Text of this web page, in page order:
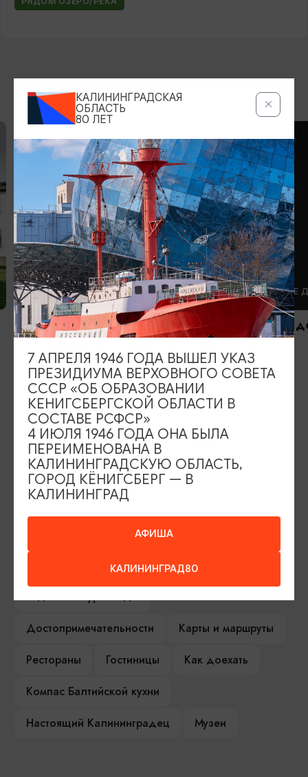
ВОЗМОЖНО ВАС ЗАИНТЕРЕСУЕТ
ОТЕЛИ, ГОСТИНИЦЫ
Арт-деревня «Витланд»
3
ГОСТЕВЫЕ
ИЩИТЕ ТАКЖЕ НА НАШЕМ САЙТЕ
Серебряное ожерелье
Афиша мероприятий
Гостевая книга
Гиды и экскурсоводы
Достопримечательности
Карты и маршруты
Рестораны
Гостиницы
Как доехать
Компас Балтийской кухни
Настоящий Калининградец
Музеи
КАЛИНИНГРАДСКАЯ
ОБЛАСТЬ
80 ЛЕТ
АФИША
КАЛИНИНГРАД80
7 АПРЕЛЯ 1946 ГОДА ВЫШЕЛ УКАЗ
ПРЕЗИДИУМА ВЕРХОВНОГО СОВЕТА
СССР «ОБ ОБРАЗОВАНИИ
КЕНИГСБЕРГСКОЙ ОБЛАСТИ В
СОСТАВЕ РСФСР»
4 ИЮЛЯ 1946 ГОДА ОНА БЫЛА
ПЕРЕИМЕНОВАНА В
КАЛИНИНГРАДСКУЮ ОБЛАСТЬ,
ГОРОД КЁНИГСБЕРГ — В
КАЛИНИНГРАД